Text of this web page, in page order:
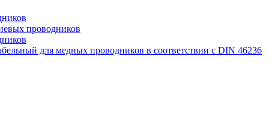
проводников
для медных проводников в соответствии с DIN 46236